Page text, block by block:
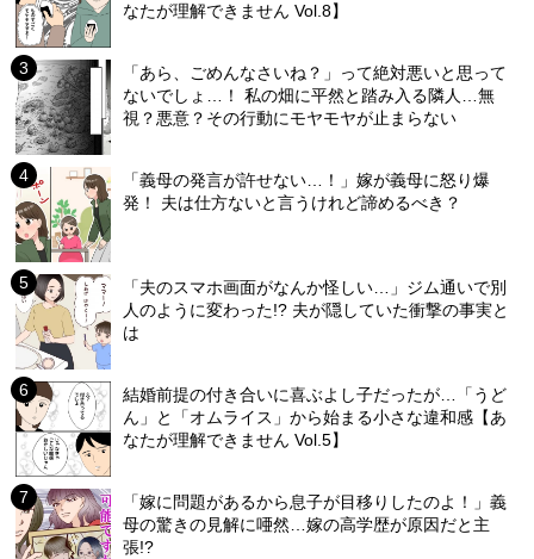
なたが理解できません Vol.8】
「あら、ごめんなさいね？」って絶対悪いと思って
ないでしょ…！ 私の畑に平然と踏み入る隣人…無
視？悪意？その行動にモヤモヤが止まらない
「義母の発言が許せない…！」嫁が義母に怒り爆
発！ 夫は仕方ないと言うけれど諦めるべき？
「夫のスマホ画面がなんか怪しい…」ジム通いで別
人のように変わった!? 夫が隠していた衝撃の事実と
は
結婚前提の付き合いに喜ぶよし子だったが…「うど
ん」と「オムライス」から始まる小さな違和感【あ
なたが理解できません Vol.5】
「嫁に問題があるから息子が目移りしたのよ！」義
母の驚きの見解に唖然…嫁の高学歴が原因だと主
張!?